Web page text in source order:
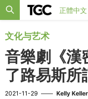
正體中文
文化与艺术
音樂劇《漢
了路易斯所
2021-11-29 —— Kelly Keller